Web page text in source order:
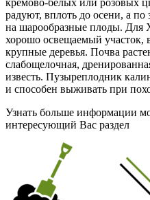
радуют, вплоть до осени, а по
на шарообразные плоды. Для
хорошо освещаемый участок,
крупные деревья. Почва
слабощелочная,
известь. Пузыреплодник
и способен выживать при
Узнать больше информации
интересующий Вас раздел